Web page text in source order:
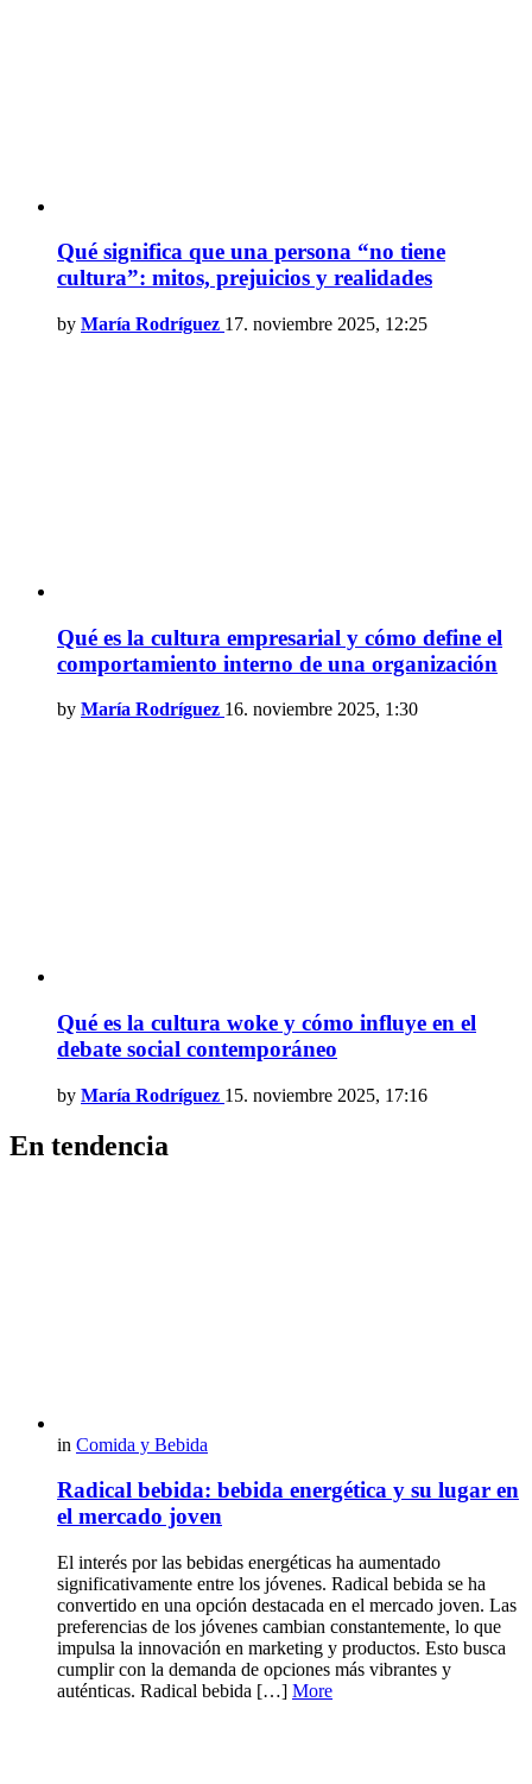
Qué significa que una persona “no tiene
cultura”: mitos, prejuicios y realidades
by María Rodríguez 17. noviembre 2025, 12:25
Qué es la cultura empresarial y cómo define el
comportamiento interno de una organización
by María Rodríguez 16. noviembre 2025, 1:30
Qué es la cultura woke y cómo influye en el
debate social contemporáneo
by María Rodríguez 15. noviembre 2025, 17:16
En tendencia
in Comida y Bebida
Radical bebida: bebida energética y su lugar en
el mercado joven
El interés por las bebidas energéticas ha aumentado
significativamente entre los jóvenes. Radical bebida se ha
convertido en una opción destacada en el mercado joven. Las
preferencias de los jóvenes cambian constantemente, lo que
impulsa la innovación en marketing y productos. Esto busca
cumplir con la demanda de opciones más vibrantes y
auténticas. Radical bebida […] More